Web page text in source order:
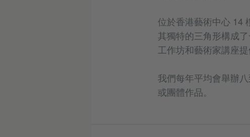
位於香港藝術中心 14
其獨特的三角形構成
工作坊和藝術家講座
我們每年平均會舉辦
或團體作品。